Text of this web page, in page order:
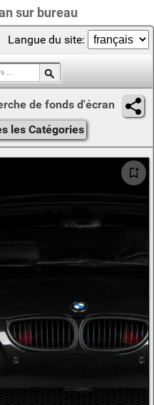
sur bureau
Langue du site:
de fonds d'écran
les Catégories